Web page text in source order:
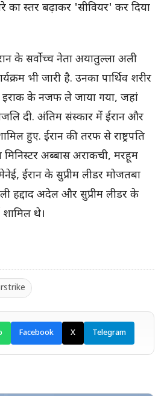
स्तर बढ़ाकर 'सीवियर' कर दिया
के सर्वोच्च नेता अयातुल्ला अली
भी जारी है. उनका पार्थिव शरीर
के नजफ ले जाया गया, जहां
दी. अंतिम संस्कार में ईरान और
हुए. ईरान की तरफ से राष्ट्रपति
अब्बास अराकची, मरहूम
ईरान के सुप्रीम लीडर मोजतबा
हद्दाद अदेल और सुप्रीम लीडर के
थे।
Facebook X Telegram